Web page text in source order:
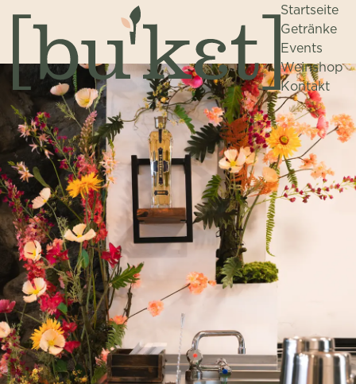
Startseite
Getränke
Events
Weinshop
Kontakt